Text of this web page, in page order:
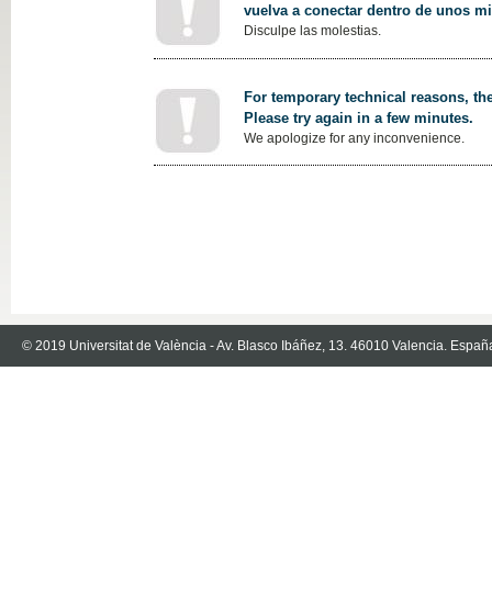
vuelva a conectar dentro de unos
Disculpe las molestias.
For temporary technical reasons,
Please try again in a few minutes.
We apologize for any inconvenience.
© 2019 Universitat de València - Av. Blasco Ibáñez, 13. 46010 Valencia.